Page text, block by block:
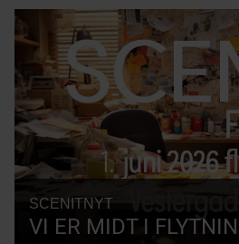
SCENITNYT
VI ER MIDT I